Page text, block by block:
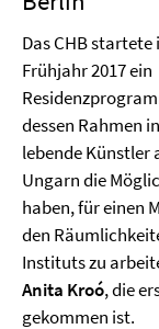
Das CHB startete
Frühjahr 2017 ein
dessen Rahmen
lebende Künstler
Ungarn die
haben, für einen
den
Instituts zu
Anita Kroó, die
gekommen ist.